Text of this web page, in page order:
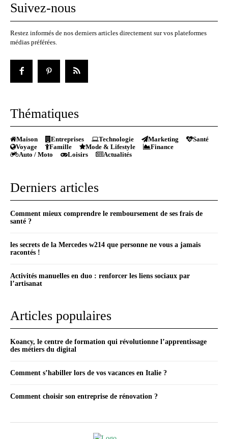
Suivez-nous
Restez informés de nos derniers articles directement sur vos plateformes
médias préférées.
Thématiques
Maison Entreprises Technologie Marketing
Santé
Voyage
Famille Mode & Lifestyle
Finance
Auto / Moto
Loisirs Actualités
Derniers articles
Comment mieux comprendre le remboursement de ses frais de
santé ?
les secrets de la Mercedes w214 que personne ne vous a jamais
racontés !
Activités manuelles en duo : renforcer les liens sociaux par
l’artisanat
Articles populaires
Koancy, le centre de formation qui révolutionne l’apprentissage
des métiers du digital
Comment s’habiller lors de vos vacances en Italie ?
Comment choisir son entreprise de rénovation ?